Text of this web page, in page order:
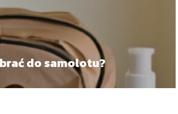
do samolotu?